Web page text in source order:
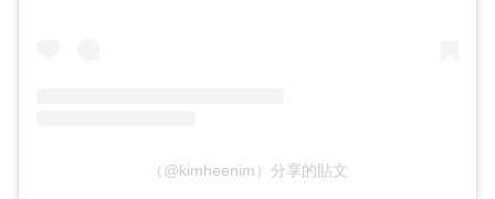
（@kimheenim）分享的貼文